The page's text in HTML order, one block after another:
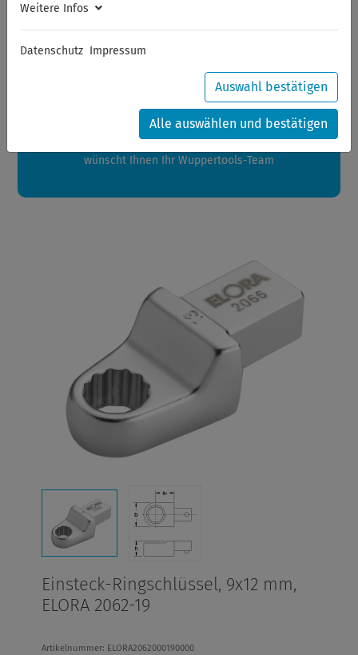
Sommerferien
zwischen 28.07.2026 und 21.08.2026 machen auch wir
Ihre Bestellungen in diesem Zeitraum werden ab dem
24.08.2026 verschickt.
wünscht Ihnen Ihr Wuppertools-Team
Einsteck-Ringschlüssel, 9x12 mm,
ELORA 2062-19
Artikelnummer: ELORA2062000190000
Weitere Infos
Datenschutz Impressum
Auswahl bestätigen
Alle auswählen und bestätigen